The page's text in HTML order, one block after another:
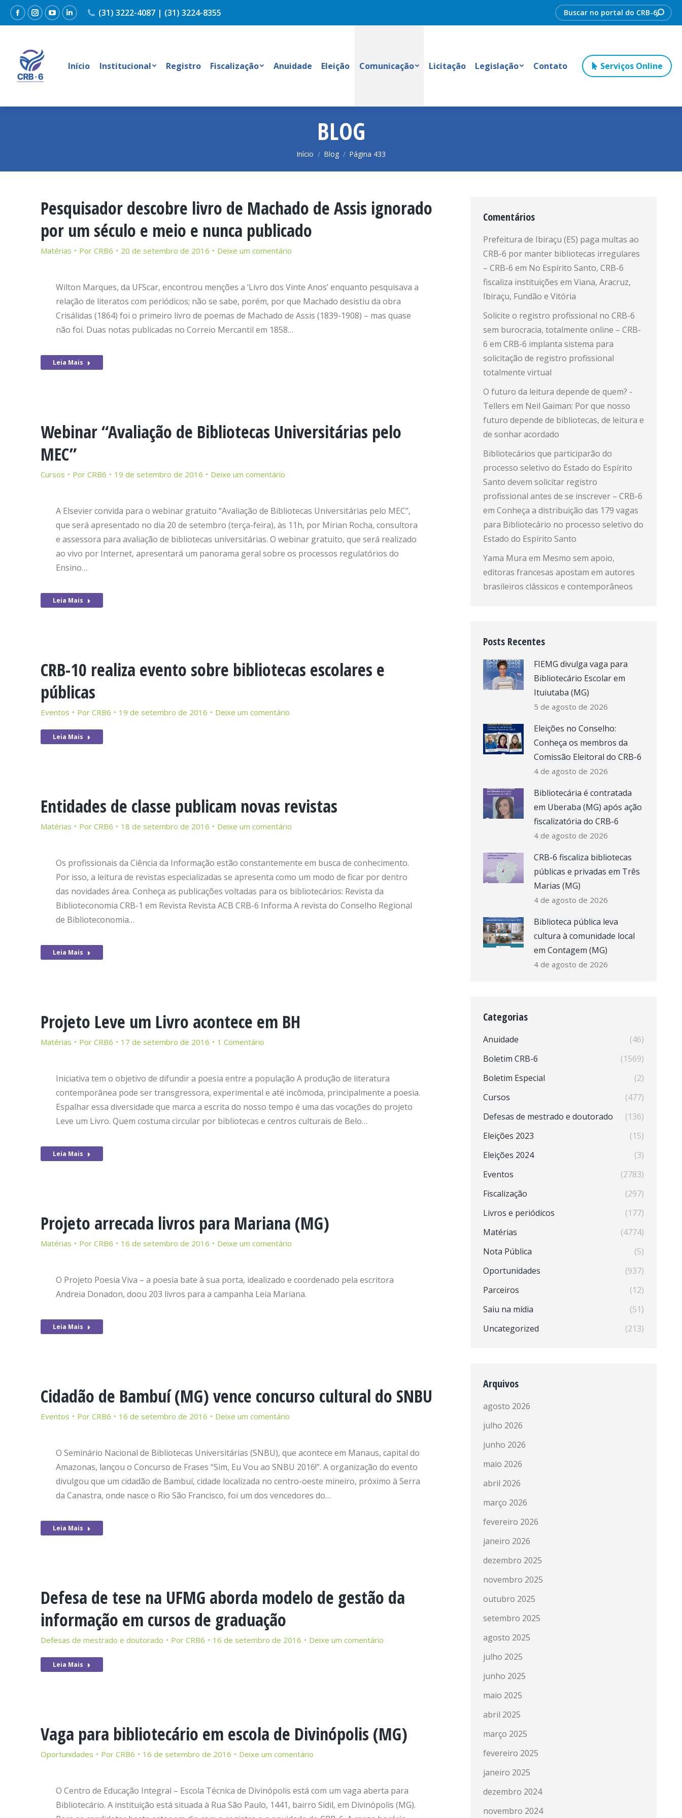
FacebookInstagram
YouTubeLinkedin
(31) 3222-4087 | (31) 3224-8355 Search:
Início Institucional Registro Fiscalização Anuidade Eleição Comunicação Licitação Legislação Contato Serviços Online
BLOG
Você está aqui:
Início Blog Página 433
Pesquisador descobre livro de Machado de Assis ignorado
por um século e meio e nunca publicado
Matérias Por CRB6 20 de setembro de 2016 Deixe um comentário
Wilton Marques, da UFScar, encontrou menções a ‘Livro dos Vinte Anos’ enquanto pesquisava a
relação de literatos com periódicos; não se sabe, porém, por que Machado desistiu da obra
Crisálidas (1864) foi o primeiro livro de poemas de Machado de Assis (1839-1908) – mas quase
não foi. Duas notas publicadas no Correio Mercantil em 1858…
Leia Mais
Webinar “Avaliação de Bibliotecas Universitárias pelo
MEC”
Cursos Por CRB6 19 de setembro de 2016 Deixe um comentário
A Elsevier convida para o webinar gratuito “Avaliação de Bibliotecas Universitárias pelo MEC”,
que será apresentado no dia 20 de setembro (terça-feira), às 11h, por Mirian Rocha, consultora
e assessora para avaliação de bibliotecas universitárias. O webinar gratuito, que será realizado
ao vivo por Internet, apresentará um panorama geral sobre os processos regulatórios do
Ensino…
Leia Mais
CRB-10 realiza evento sobre bibliotecas escolares e
públicas
Eventos Por CRB6 19 de setembro de 2016 Deixe um comentário
Leia Mais
Entidades de classe publicam novas revistas
Matérias Por CRB6 18 de setembro de 2016 Deixe um comentário
Os profissionais da Ciência da Informação estão constantemente em busca de conhecimento.
Por isso, a leitura de revistas especializadas se apresenta como um modo de ficar por dentro
das novidades área. Conheça as publicações voltadas para os bibliotecários: Revista da
Biblioteconomia CRB-1 em Revista Revista ACB CRB-6 Informa A revista do Conselho Regional
de Biblioteconomia…
Leia Mais
Projeto Leve um Livro acontece em BH
Matérias Por CRB6 17 de setembro de 2016 1 Comentário
Iniciativa tem o objetivo de difundir a poesia entre a população A produção de literatura
contemporânea pode ser transgressora, experimental e até incômoda, principalmente a poesia.
Espalhar essa diversidade que marca a escrita do nosso tempo é uma das vocações do projeto
Leve um Livro. Quem costuma circular por bibliotecas e centros culturais de Belo…
Leia Mais
Projeto arrecada livros para Mariana (MG)
Matérias Por CRB6 16 de setembro de 2016 Deixe um comentário
O Projeto Poesia Viva – a poesia bate à sua porta, idealizado e coordenado pela escritora
Andreia Donadon, doou 203 livros para a campanha Leia Mariana.
Leia Mais
Cidadão de Bambuí (MG) vence concurso cultural do SNBU
Eventos Por CRB6 16 de setembro de 2016 Deixe um comentário
O Seminário Nacional de Bibliotecas Universitárias (SNBU), que acontece em Manaus, capital do
Amazonas, lançou o Concurso de Frases “Sim, Eu Vou ao SNBU 2016!”. A organização do evento
divulgou que um cidadão de Bambuí, cidade localizada no centro-oeste mineiro, próximo à Serra
da Canastra, onde nasce o Rio São Francisco, foi um dos vencedores do…
Leia Mais
Defesa de tese na UFMG aborda modelo de gestão da
informação em cursos de graduação
Defesas de mestrado e doutorado Por CRB6 16 de setembro de 2016 Deixe um comentário
Leia Mais
Vaga para bibliotecário em escola de Divinópolis (MG)
Oportunidades Por CRB6 16 de setembro de 2016 Deixe um comentário
O Centro de Educação Integral – Escola Técnica de Divinópolis está com um vaga aberta para
Bibliotecário. A instituição está situada à Rua São Paulo, 1441, bairro Sidil, em Divinópolis (MG).
Comentários
Prefeitura de Ibiraçu (ES) paga multas ao
CRB-6 por manter bibliotecas irregulares
– CRB-6 em No Espírito Santo, CRB-6
fiscaliza instituições em Viana, Aracruz,
Ibiraçu, Fundão e Vitória
Solicite o registro profissional no CRB-6
sem burocracia, totalmente online – CRB-
6 em CRB-6 implanta sistema para
solicitação de registro profissional
totalmente virtual
O futuro da leitura depende de quem? -
Tellers em Neil Gaiman: Por que nosso
futuro depende de bibliotecas, de leitura e
de sonhar acordado
Bibliotecários que participarão do
processo seletivo do Estado do Espírito
Santo devem solicitar registro
profissional antes de se inscrever – CRB-6
em Conheça a distribuição das 179 vagas
para Bibliotecário no processo seletivo do
Estado do Espírito Santo
Yama Mura em Mesmo sem apoio,
editoras francesas apostam em autores
brasileiros clássicos e contemporâneos
Posts Recentes
FIEMG divulga vaga para
Bibliotecário Escolar em
Ituiutaba (MG)
5 de agosto de 2026
Eleições no Conselho:
Conheça os membros da
Comissão Eleitoral do CRB-6
4 de agosto de 2026
Bibliotecária é contratada
em Uberaba (MG) após ação
fiscalizatória do CRB-6
4 de agosto de 2026
CRB-6 fiscaliza bibliotecas
públicas e privadas em Três
Marias (MG)
4 de agosto de 2026
Biblioteca pública leva
cultura à comunidade local
em Contagem (MG)
4 de agosto de 2026
Categorias
Anuidade
(46)
Boletim CRB-6
(1569)
Boletim Especial
(2)
Cursos
(477)
Defesas de mestrado e doutorado
(136)
Eleições 2023
(15)
Eleições 2024
(3)
Eventos
(2783)
Fiscalização
(297)
Livros e periódicos
(177)
Matérias
(4774)
Nota Pública
(5)
Oportunidades
(937)
Parceiros
(12)
Saiu na mídia
(51)
Uncategorized
(213)
Arquivos
agosto 2026
julho 2026
junho 2026
maio 2026
abril 2026
março 2026
fevereiro 2026
janeiro 2026
dezembro 2025
novembro 2025
outubro 2025
setembro 2025
agosto 2025
julho 2025
junho 2025
maio 2025
abril 2025
março 2025
fevereiro 2025
janeiro 2025
dezembro 2024
novembro 2024